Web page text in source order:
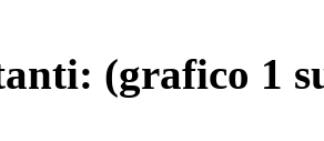
(grafico 1